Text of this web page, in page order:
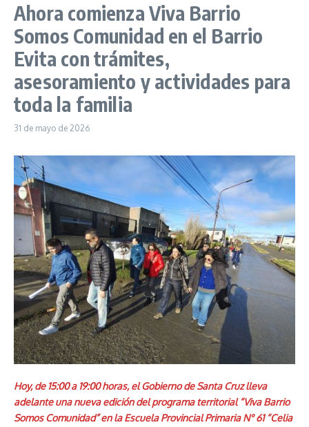
Ahora comienza Viva Barrio
Somos Comunidad en el Barrio
Evita con trámites,
asesoramiento y actividades para
toda la familia
31 de mayo de 2026
Hoy, de 15:00 a 19:00 horas, el Gobierno de Santa Cruz lleva
adelante una nueva edición del programa territorial “Viva Barrio
Somos Comunidad” en la Escuela Provincial Primaria N° 61 “Celia